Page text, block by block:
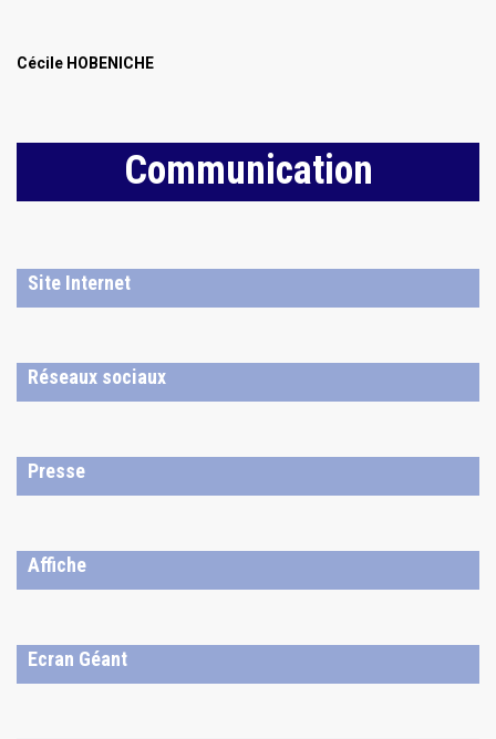
Cécile HOBENICHE
Communication
Site Internet
Réseaux sociaux
Presse
Affiche
Ecran Géant